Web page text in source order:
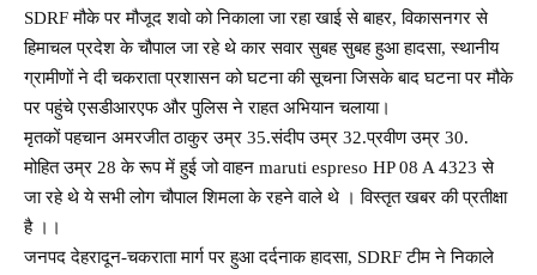
SDRF मौके पर मौजूद शवो को निकाला जा रहा खाई से बाहर, विकासनगर से
हिमाचल प्रदेश के चौपाल जा रहे थे कार सवार सुबह सुबह हुआ हादसा, स्थानीय
ग्रामीणों ने दी चकराता प्रशासन को घटना की सूचना जिसके बाद घटना पर मौके
पर पहुंचे एसडीआरएफ और पुलिस ने राहत अभियान चलाया।
मृतकों पहचान अमरजीत ठाकुर उम्र 35.संदीप उम्र 32.प्रवीण उम्र 30.
मोहित उम्र 28 के रूप में हुई जो वाहन maruti espreso HP 08 A 4323 से
जा रहे थे ये सभी लोग चौपाल शिमला के रहने वाले थे । विस्तृत खबर की प्रतीक्षा
है ।।
जनपद देहरादून-चकराता मार्ग पर हुआ दर्दनाक हादसा, SDRF टीम ने निकाले